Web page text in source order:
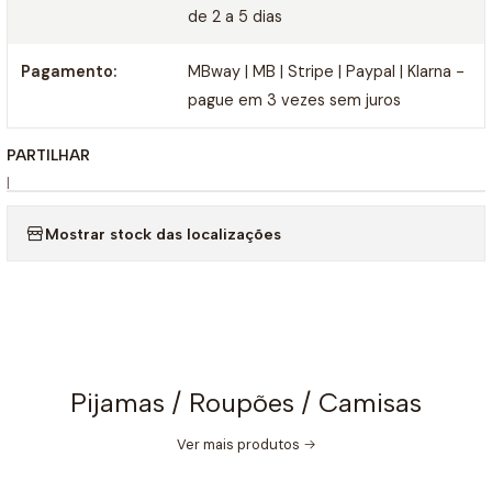
de 2 a 5 dias
Pagamento:
MBway | MB | Stripe | Paypal | Klarna -
pague em 3 vezes sem juros
PARTILHAR
|
Mostrar stock das localizações
Pijamas / Roupões / Camisas
Ver mais produtos